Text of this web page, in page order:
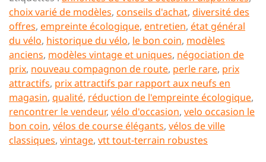
choix varié de modèles, conseils d'achat, diversité des
offres, empreinte écologique, entretien, état général
du vélo, historique du vélo, le bon coin, modèles
anciens, modèles vintage et uniques, négociation de
prix, nouveau compagnon de route, perle rare, prix
attractifs, prix attractifs par rapport aux neufs en
magasin, qualité, réduction de l'empreinte écologique,
rencontrer le vendeur, vélo d'occasion, velo occasion le
bon coin, vélos de course élégants, vélos de ville
classiques, vintage, vtt tout-terrain robustes